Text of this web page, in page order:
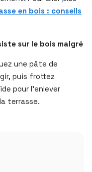
en bois : conseils
sur le bois malgré
une pâte de
puis frottez
pour l’enlever
terrasse.